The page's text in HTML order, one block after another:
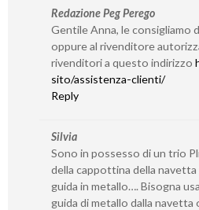
Redazione Peg Perego
Gentile Anna, le consigliamo
oppure al rivenditore
rivenditori a questo indirizzo
sito/assistenza-clienti/
Reply
Silvia
Sono in possesso di un trio
della cappottina della navetta
guida in metallo…. Bisogna
guida di metallo dalla